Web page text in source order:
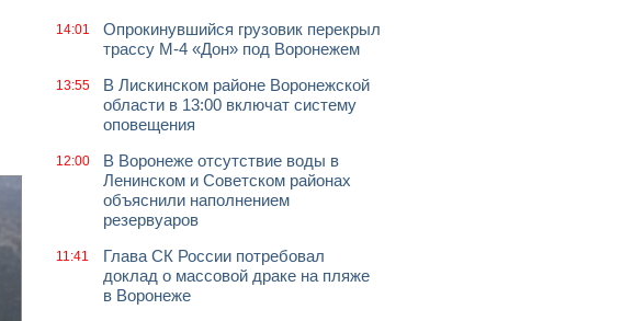
14:01
Опрокинувшийся грузовик перекрыл
трассу М-4 «Дон» под Воронежем
13:55
В Лискинском районе Воронежской
области в 13:00 включат систему
оповещения
12:00
В Воронеже отсутствие воды в
Ленинском и Советском районах
объяснили наполнением
резервуаров
11:41
Глава СК России потребовал
доклад о массовой драке на пляже
в Воронеже